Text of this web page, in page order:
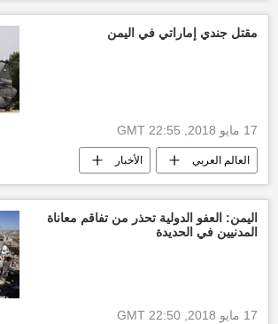
أخبار ليبيا اليوم
مقتل جندي إماراتي في اليمن
17 مايو 2018, 22:55 GMT
العالم العربي الأخبار
أخبار السعودية اليوم عبد ربه منصور هادي
الجيش الإماراتي أنصار الله مقتل
معارك أخبار الإمارات العربية المتحدة
اليمن: العفو الدولية تحذر من تفاقم معاناة
المدنيين في الحديدة
17 مايو 2018, 22:50 GMT